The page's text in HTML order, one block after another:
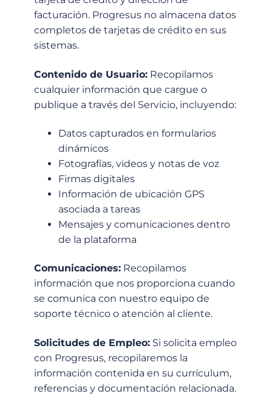
facturación. Progresus no almacena datos
completos de tarjetas de crédito en sus
sistemas.
Contenido de Usuario: Recopilamos
cualquier información que cargue o
publique a través del Servicio, incluyendo:
Datos capturados en formularios
dinámicos
Fotografías, videos y notas de voz
Firmas digitales
Información de ubicación GPS
asociada a tareas
Mensajes y comunicaciones dentro
de la plataforma
Comunicaciones: Recopilamos
información que nos proporciona cuando
se comunica con nuestro equipo de
soporte técnico o atención al cliente.
Solicitudes de Empleo: Si solicita empleo
con Progresus, recopilaremos la
información contenida en su currículum,
referencias y documentación relacionada.